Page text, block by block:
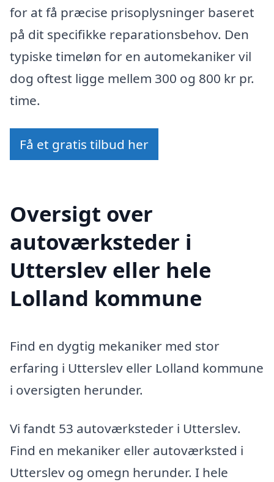
for at få præcise prisoplysninger baseret
på dit specifikke reparationsbehov. Den
typiske timeløn for en automekaniker vil
dog oftest ligge mellem 300 og 800 kr pr.
time.
Få et gratis tilbud her
Oversigt over
autoværksteder i
Utterslev eller hele
Lolland kommune
Find en dygtig mekaniker med stor
erfaring i Utterslev eller Lolland kommune
i oversigten herunder.
Vi fandt 53 autoværksteder i Utterslev.
Find en mekaniker eller autoværksted i
Utterslev og omegn herunder. I hele